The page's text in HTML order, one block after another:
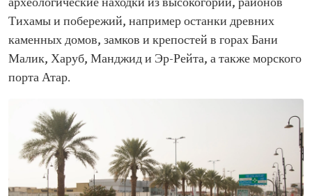
археологические находки из высокогорий, районов
Тихамы и побережий, например останки древних
каменных домов, замков и крепостей в горах Бани
Малик, Харуб, Манджид и Эр-Рейта, а также морского
порта Атар.